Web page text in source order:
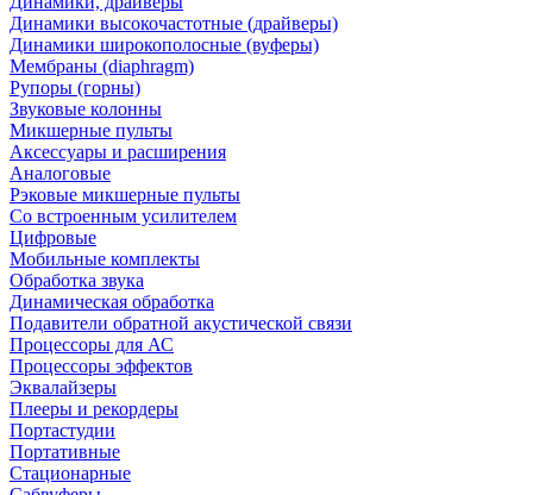
Динамики высокочастотные (драйверы)
Динамики широкополосные (вуферы)
Мембраны (diaphragm)
Рупоры (горны)
Звуковые колонны
Микшерные пульты
Аксессуары и расширения
Аналоговые
Рэковые микшерные пульты
Со встроенным усилителем
Цифровые
Мобильные комплекты
Обработка звука
Динамическая обработка
Подавители обратной акустической связи
Процессоры для АС
Процессоры эффектов
Эквалайзеры
Плееры и рекордеры
Портастудии
Портативные
Стационарные